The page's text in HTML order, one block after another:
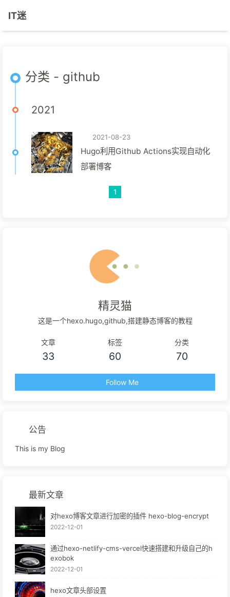
IT迷
分类 - github
2021
2021-08-23
Hugo利用Github Actions实现自动化
部署博客
1
精灵猫
这是一个hexo.hugo,github,搭建静态博客的教程
文章
33
标签
60
分类
70
Follow Me
公告
This is my Blog
最新文章
对hexo博客文章进行加密的插件 hexo-blog-encrypt
2022-12-01
通过hexo-netlify-cms-vercel快速搭建和升级自己的h
exobok
2022-12-01
hexo文章头部设置